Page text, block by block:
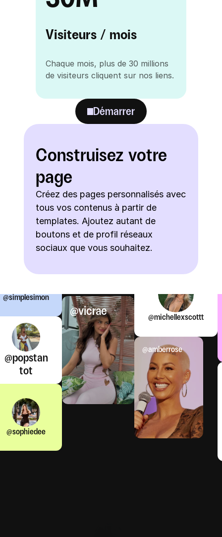
Visiteurs / mois
Chaque mois, plus de 30 millions
de visiteurs cliquent sur nos liens.
Démarrer
Construisez votre
page
Créez des pages personnalisés avec
tous vos contenus à partir de
templates. Ajoutez autant de
boutons et de profil réseaux
sociaux que vous souhaitez.
@simplesimon
@popstan
tot
@sophiedee
@vicrae @michellexscottt
@amberrose